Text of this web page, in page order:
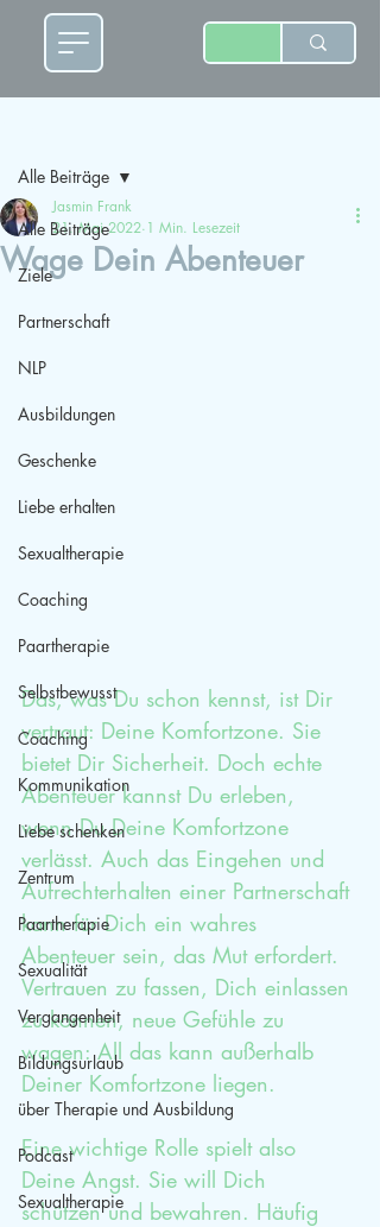
Alle Beiträge
Ziele
Partnerschaft
NLP
Ausbildungen
Geschenke
Liebe erhalten
Sexualtherapie
Coaching
Paartherapie
Selbstbewusst
Coaching
Kommunikation
Liebe schenken
Zentrum
Paartherapie
Sexualität
Vergangenheit
Bildungsurlaub
über Therapie und Ausbildung
Podcast
Sexualtherapie
Alle Beiträge
Wage Dein Abenteuer
Jasmin Frank
21. Mai 2022 1 Min. Lesezeit
Das, was Du schon kennst, ist Dir
vertraut: Deine Komfortzone. Sie
bietet Dir Sicherheit. Doch echte
Abenteuer kannst Du erleben,
wenn Du Deine Komfortzone
verlässt. Auch das Eingehen und
Aufrechterhalten einer Partnerschaft
kann für Dich ein wahres
Abenteuer sein, das Mut erfordert.
Vertrauen zu fassen, Dich einlassen
zu können, neue Gefühle zu
wagen: All das kann außerhalb
Deiner Komfortzone liegen.
Eine wichtige Rolle spielt also
Deine Angst. Sie will Dich
schützen und bewahren. Häufig